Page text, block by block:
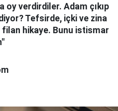
oy verdirdiler. Adam çıkıp
Tefsirde, içki ve zina
hikaye. Bunu istismar